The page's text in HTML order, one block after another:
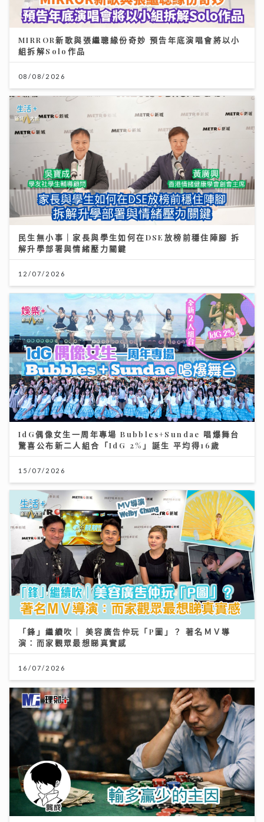
MIRROR新歌與張繼聰緣份奇妙 預告年底演唱會將以小
組拆解Solo作品
08/08/2026
民生無小事｜家長與學生如何在DSE放榜前穩住陣腳 拆
解升學部署與情緒壓力關鍵
12/07/2026
IdG偶像女生一周年專場 Bubbles+Sundae 唱爆舞台
驚喜公布新二人組合「IdG 2%」誕生 平均得16歲
15/07/2026
「鋒」繼續吹 | 美容廣告仲玩「P圖」？ 著名ＭＶ導
演：而家觀眾最想睇真實感
16/07/2026